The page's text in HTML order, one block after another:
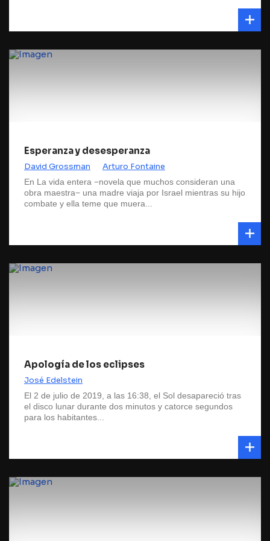
Esperanza y desesperanza
David Grossman Arturo Fontaine
En La vida entera −novela que muchos consideran una
obra maestra− una madre viaja por Israel mientras su hijo
combate y ella teme que muera...
Apología de los eclipses
José Edelstein
El 2 de julio de 2019, a las 16:38, el Sol desapareció tras
el disco lunar durante dos minutos y catorce segundos
para los habitantes...